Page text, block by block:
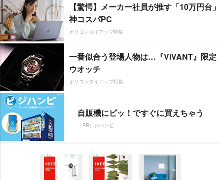
【驚愕】メーカー社員が推す「10万円台」
神コスパPC
オリコンタイアップ特集
一番似合う登場人物は…『VIVANT』限定
ウオッチ
オリコンタイアップ特集
自販機にピッ！ですぐに買えちゃう
（PR）ジハンピ